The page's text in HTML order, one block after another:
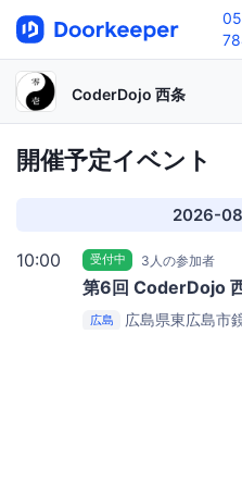
CoderDojo 西条
開催予定イベント
2026-
10:00 受付中 3人の参加者
第6回 CoderDojo
広島 広島県東広島市